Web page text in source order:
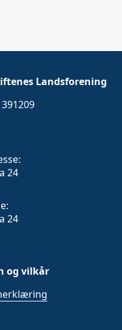
Landsforening
24
24
og vilkår